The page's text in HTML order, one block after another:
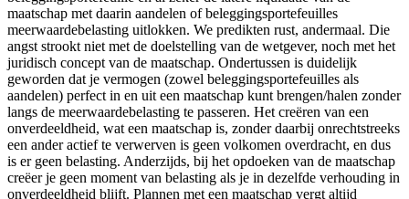
maatschap met daarin aandelen of beleggingsportefeuilles
meerwaardebelasting uitlokken. We predikten rust, andermaal. Die
angst strookt niet met de doelstelling van de wetgever, noch met het
juridisch concept van de maatschap. Ondertussen is duidelijk
geworden dat je vermogen (zowel beleggingsportefeuilles als
aandelen) perfect in en uit een maatschap kunt brengen/halen zonder
langs de meerwaardebelasting te passeren. Het creëren van een
onverdeeldheid, wat een maatschap is, zonder daarbij onrechtstreeks
een ander actief te verwerven is geen volkomen overdracht, en dus
is er geen belasting. Anderzijds, bij het opdoeken van de maatschap
creëer je geen moment van belasting als je in dezelfde verhouding in
onverdeeldheid blijft. Plannen met een maatschap vergt altijd